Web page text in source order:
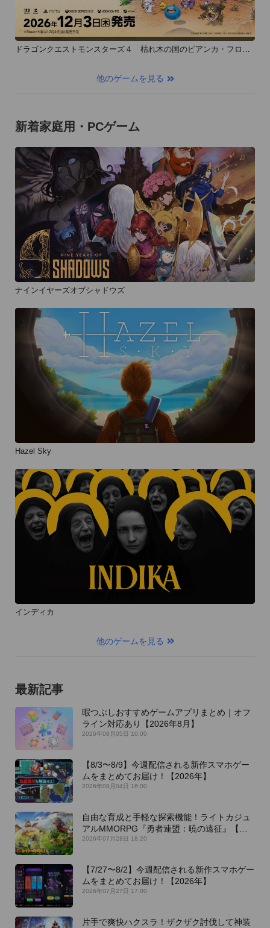
ドラゴンクエストモンスターズ４ 枯れ木の国のビアンカ・フロー
他のゲームを見る
新着家庭用・PCゲーム
ナインイヤーズオブシャドウズ
Hazel Sky
インディカ
他のゲームを見る
最新記事
暇つぶしおすすめゲームアプリまとめ｜オフ
ライン対応あり【2026年8月】
2026年08月05日 10:00
【8/3〜8/9】今週配信される新作スマホゲー
ムをまとめてお届け！【2026年】
2026年08月04日 16:00
自由な育成と手軽な探索機能！ライトカジュ
アルMMORPG『勇者連盟：暁の遠征』【最
新作PICKUP】
2026年07月28日 18:20
【7/27〜8/2】今週配信される新作スマホゲー
ムをまとめてお届け！【2026年】
2026年07月27日 17:00
片手で爽快ハクスラ！ザクザク討伐して神装